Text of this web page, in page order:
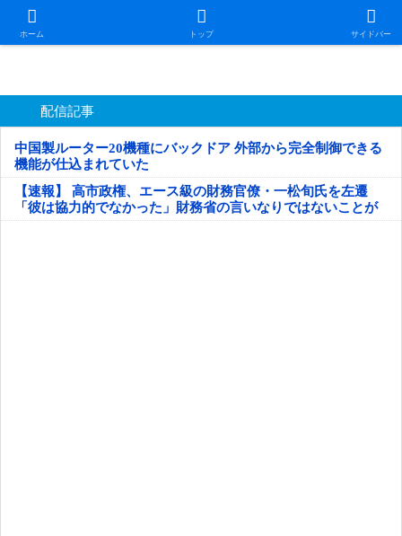
ホーム トップ サイドバー
日本第一！ニュース録
配信記事
中国製ルーター20機種にバックドア 外部から完全制御できる
機能が仕込まれていた
【速報】 高市政権、エース級の財務官僚・一松旬氏を左遷
「彼は協力的でなかった」財務省の言いなりではないことが
判明